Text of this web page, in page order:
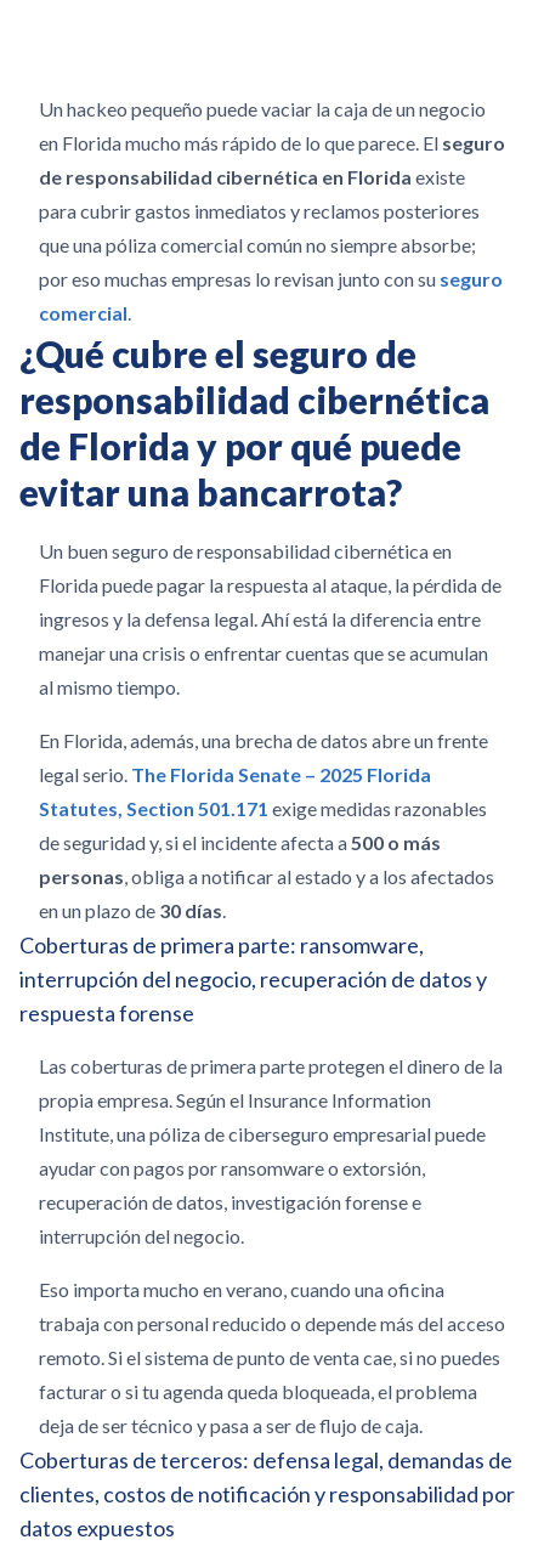
Un hackeo pequeño puede vaciar la caja de un negocio
en Florida mucho más rápido de lo que parece. El seguro
de responsabilidad cibernética en Florida existe
para cubrir gastos inmediatos y reclamos posteriores
que una póliza comercial común no siempre absorbe;
por eso muchas empresas lo revisan junto con su seguro
comercial.
¿Qué cubre el seguro de
responsabilidad cibernética
de Florida y por qué puede
evitar una bancarrota?
Un buen seguro de responsabilidad cibernética en
Florida puede pagar la respuesta al ataque, la pérdida de
ingresos y la defensa legal. Ahí está la diferencia entre
manejar una crisis o enfrentar cuentas que se acumulan
al mismo tiempo.
En Florida, además, una brecha de datos abre un frente
legal serio. The Florida Senate – 2025 Florida
Statutes, Section 501.171 exige medidas razonables
de seguridad y, si el incidente afecta a500 o más
personas, obliga a notificar al estado y a los afectados
en un plazo de 30 días.
Coberturas de primera parte: ransomware,
interrupción del negocio, recuperación de datos y
respuesta forense
Las coberturas de primera parte protegen el dinero de la
propia empresa. Según el Insurance Information
Institute, una póliza de ciberseguro empresarial puede
ayudar con pagos por ransomware o extorsión,
recuperación de datos, investigación forense e
interrupción del negocio.
Eso importa mucho en verano, cuando una oficina
trabaja con personal reducido o depende más del acceso
remoto. Si el sistema de punto de venta cae, si no puedes
facturar o si tu agenda queda bloqueada, el problema
deja de ser técnico y pasa a ser de flujo de caja.
Coberturas de terceros: defensa legal, demandas de
clientes, costos de notificación y responsabilidad por
datos expuestos